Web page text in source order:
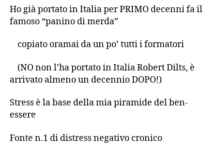
Ho già portato in Italia per PRIMO decenni fa il
famoso “panino di merda”
copiato oramai da un po’ tutti i formatori
(NO non l’ha portato in Italia Robert Dilts, è
arrivato almeno un decennio DOPO!)
Stress è la base della mia piramide del ben-
essere
Fonte n.1 di distress negativo cronico